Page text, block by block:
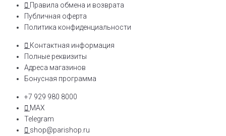
Правила обмена и возврата
Публичная оферта
Политика конфиденциальности
Контактная информация
Полные реквизиты
Адреса магазинов
Бонусная программа
+7 929 980 8000
MAX
Telegram
shop@parishop.ru